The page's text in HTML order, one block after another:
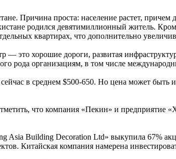
Причина проста: население растет,
родился девятимиллионный житель.
квартирах, что дополнительно
это хорошие дороги, развитая
рода организациям, в том числе
в среднем $500-650. Но цена может быть
что компания «Пекин» и предприятие
Asia Building Decoration Ltd» выкупила 67%
Китайская компания намерена